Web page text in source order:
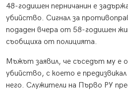
48-годишен перничанин е
убийство. Сигнал за
подаден вчера от 58-годишен
съобщиха от полицията.
Мъжът заявил, че съседът му е
убийство, с което е
него. Служители на Първо РУ